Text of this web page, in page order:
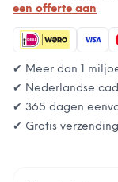
een offerte aan
✔ Meer dan 1
✔ Nederlandse
✔ 365 dagen
✔ Gratis